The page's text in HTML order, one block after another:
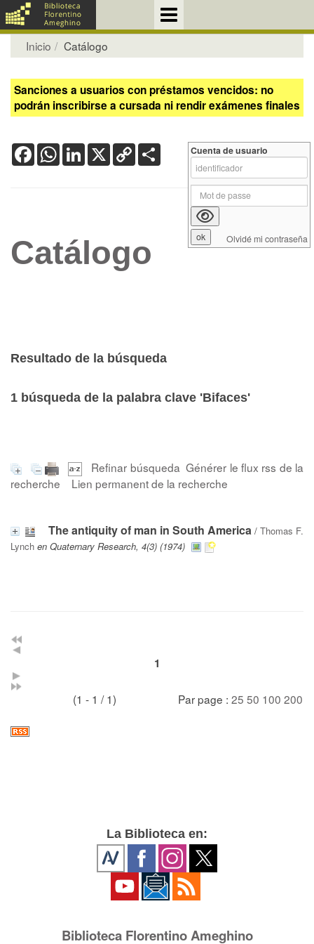
Inicio Catálogo
Sanciones a usuarios con préstamos vencidos: no
podrán inscribirse a cursada ni rendir exámenes finales
FacebookWhatsApp
LinkedIn
X Copy
Link
Catálogo
Resultado de la búsqueda
1 búsqueda de la palabra clave 'Bifaces'
Refinar búsqueda Générer le flux rss de la
recherche
Lien permanent de la recherche
The antiquity of man in South America / Thomas F.
Lynch en Quaternary Research, 4(3) (1974)
1
(1 - 1 / 1) Par page : 25 50 100 200
Cuenta de usuario
Olvidé mi contraseña
La Biblioteca en:
Biblioteca Florentino Ameghino